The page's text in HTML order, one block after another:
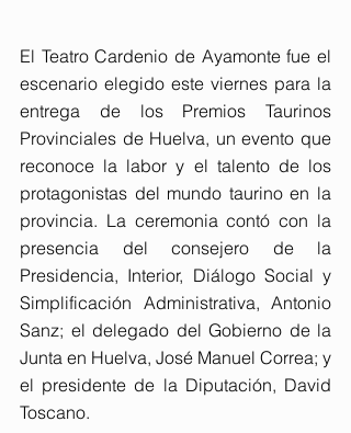
El Teatro Cardenio de Ayamonte fue el
escenario elegido este viernes para la
entrega de los Premios Taurinos
Provinciales de Huelva, un evento que
reconoce la labor y el talento de los
protagonistas del mundo taurino en la
provincia. La ceremonia contó con la
presencia del consejero de la
Presidencia, Interior, Diálogo Social y
Simplificación Administrativa, Antonio
Sanz; el delegado del Gobierno de la
Junta en Huelva, José Manuel Correa; y
el presidente de la Diputación, David
Toscano.